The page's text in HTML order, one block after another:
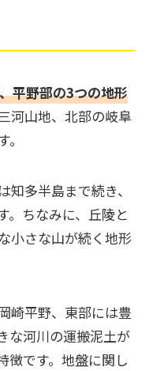
平野部の3つの地形
河山地、北部の岐阜
多半島まで続き、
。ちなみに、丘陵と
小さな山が続く地形
崎平野、東部には豊
な河川の運搬泥土が
徴です。地盤に関し